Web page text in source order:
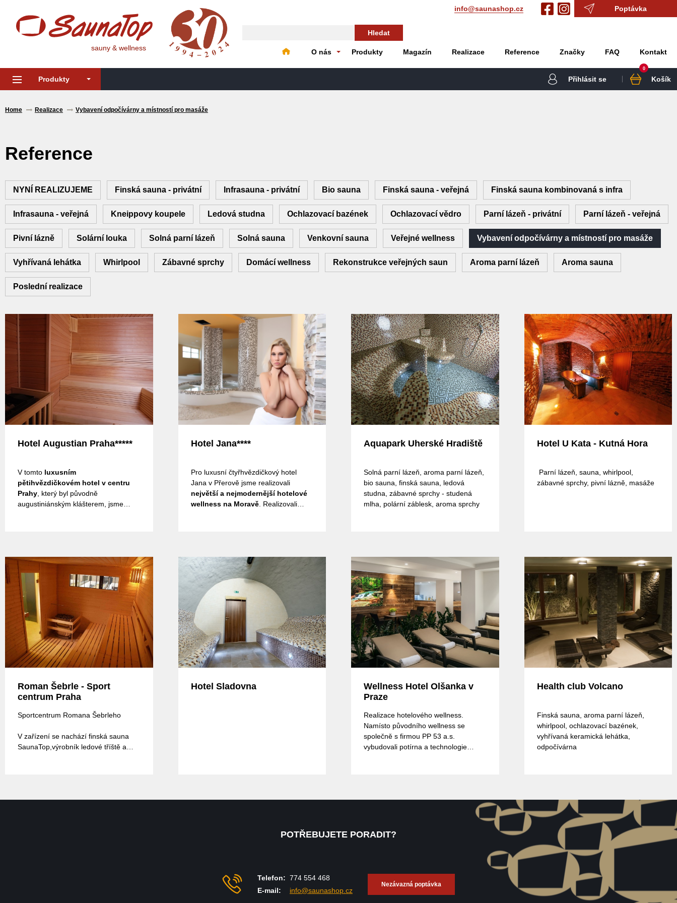
info@saunashop.cz Poptávka
sauny & wellness
Hledat
O nás Produkty Magazín Realizace Reference Značky FAQ Kontakt
Produkty Přihlásit se
0
Košík
Home Realizace Vybavení odpočívárny a místností pro masáže
Reference
NYNÍ REALIZUJEME Finská sauna - privátní Infrasauna - privátní Bio sauna Finská sauna - veřejná Finská sauna kombinovaná s infra
Infrasauna - veřejná Kneippovy koupele Ledová studna Ochlazovací bazének Ochlazovací vědro Parní lázeň - privátní Parní lázeň - veřejná
Pivní lázně Solární louka Solná parní lázeň Solná sauna Venkovní sauna Veřejné wellness Vybavení odpočívárny a místností pro masáže
Vyhřívaná lehátka Whirlpool Zábavné sprchy Domácí wellness Rekonstrukce veřejných saun Aroma parní lázeň Aroma sauna
Poslední realizace
Hotel Augustian Praha*****
V tomto luxusním
pětihvězdičkovém hotel v centru
Prahy , který byl původně
augustiniánským klášterem, jsme
Hotel Jana****
Pro luxusní čtyřhvězdičkový hotel
Jana v Přerově jsme realizovali
největší a nejmodernější hotelové
wellness na Moravě. Realizovali
jeskyně,infrakabinu Physiotherm.
Aquapark Uherské Hradiště
Solná parní lázeň, aroma parní lázeň,
bio sauna, finská sauna, ledová
studna, zábavné sprchy - studená
mlha, polární záblesk, aroma sprchy
Hotel U Kata - Kutná Hora
Parní lázeň, sauna, whirlpool,
zábavné sprchy, pivní lázně, masáže
Roman Šebrle - Sport
centrum Praha
Sportcentrum Romana Šebrleho
V zařízení se nachází finská sauna
SaunaTop,výrobník ledové tříště a
těsném sousedství šáreckého údolí,
Hotel Sladovna
Wellness Hotel Olšanka v
Praze
Realizace hotelového wellness.
Namísto původního wellness se
společně s firmou PP 53 a.s.
vybudovali potírna a technologie
bazén,ochlazovací vědro,ledová
Health club Volcano
Finská sauna, aroma parní lázeň,
whirlpool, ochlazovací bazének,
vyhřívaná keramická lehátka,
odpočívárna
POTŘEBUJETE PORADIT?
Telefon: 774 554 468
E-mail:
info@saunashop.cz
Nezávazná poptávka